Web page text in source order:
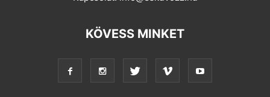
KÖVESS MINKET